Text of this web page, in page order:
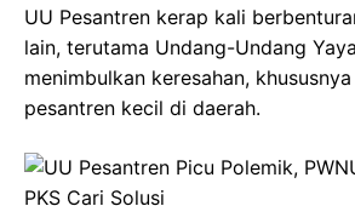
UU Pesantren kerap kali
lain, terutama Undang-Undang
menimbulkan keresahan,
pesantren kecil di daerah.